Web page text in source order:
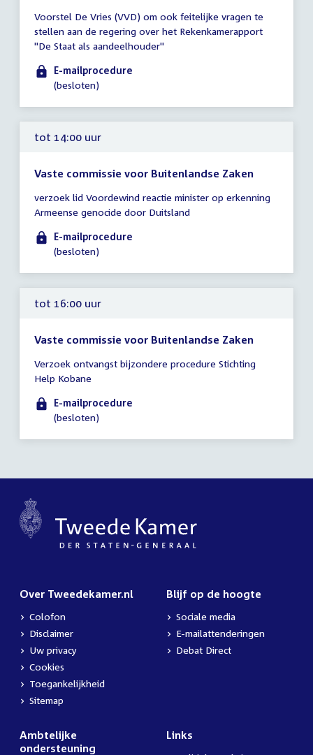
vergadering
tot
14:00
uur
Voorstel De Vries (VVD) om ook feitelijke vragen te
stellen aan de regering over het Rekenkamerapport
"De Staat als aandeelhouder"
E-mailprocedure
(besloten)
tot 14:00 uur
Vaste commissie voor Buitenlandse Zaken
vergadering
tot
14:00
uur
verzoek lid Voordewind reactie minister op erkenning
Armeense genocide door Duitsland
E-mailprocedure
(besloten)
tot 16:00 uur
Vaste commissie voor Buitenlandse Zaken
vergadering
tot
16:00
uur
Verzoek ontvangst bijzondere procedure Stichting
Help Kobane
E-mailprocedure
(besloten)
Over Tweedekamer.nl
Colofon
Disclaimer
Uw privacy
Cookies
Toegankelijkheid
Sitemap
Blijf op de hoogte
Sociale media
E-mailattenderingen
Debat Direct
Ambtelijke
ondersteuning
Links